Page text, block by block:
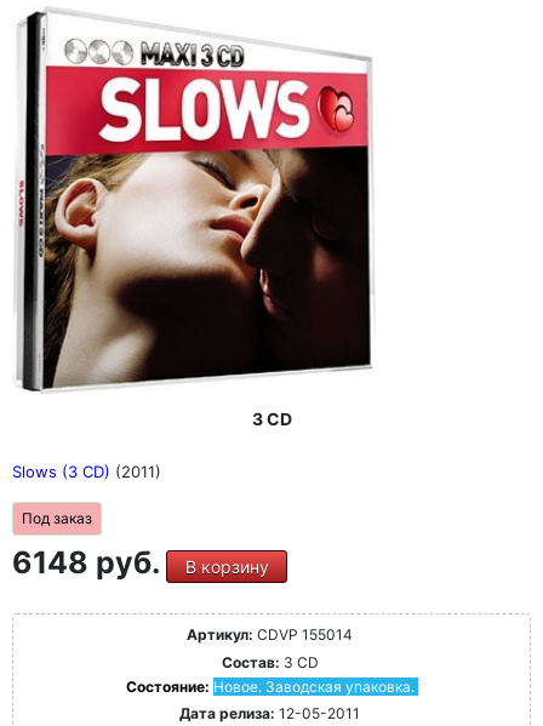
3 CD
Slows (3 CD) (2011)
Под заказ
6148 руб. В корзину
Артикул: CDVP 155014
Состав: 3 CD
Состояние: Новое. Заводская упаковка.
Дата релиза: 12-05-2011